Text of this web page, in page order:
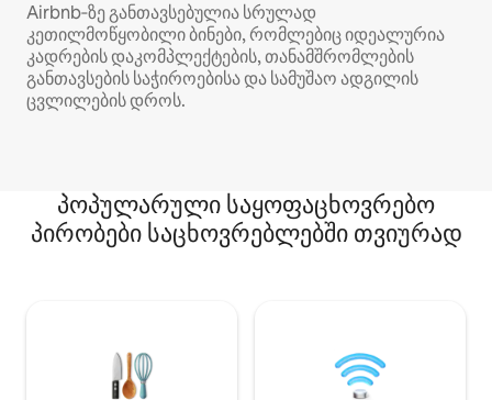
Airbnb‑ზე განთავსებულია სრულად
კეთილმოწყობილი ბინები, რომლებიც იდეალურია
კადრების დაკომპლექტების, თანამშრომლების
განთავსების საჭიროებისა და სამუშაო ადგილის
ცვლილების დროს.
პოპულარული საყოფაცხოვრებო
პირობები საცხოვრებლებში თვიურად